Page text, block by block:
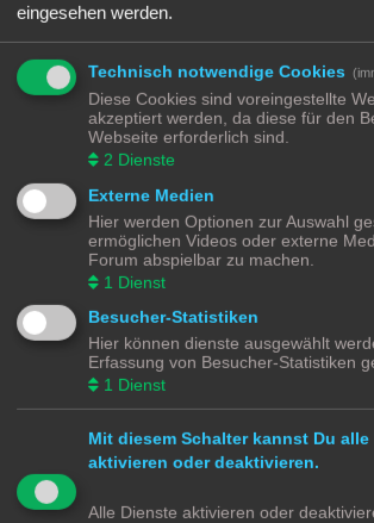
REGISTRIEREN
Du musst in diesem Forum registriert sein, um dich
Registrierung ist in wenigen Augenblicken erledigt und
weitere Funktionen zuzugreifen. Die Board-
Benutzern auch zusätzliche Berechtigungen zuweisen.
Nutzungsbedingungen und die verwandten
registrierst. Bitte beachte auch die jeweiligen
diesem Board bewegst.
Nutzungsbedingungen|Datenschutzerklärung
Registrieren
Modellbahnforum Forum
Deutsche Übersetzung durch
eingesehen werden.
Technisch notwendige Cookies
Diese Cookies sind voreingestellte
akzeptiert werden, da diese für den
Webseite erforderlich sind.
2 Dienste
Externe Medien
Hier werden Optionen zur Auswahl
ermöglichen Videos oder externe
Forum abspielbar zu machen.
1 Dienst
Besucher-Statistiken
Hier können dienste ausgewählt
Erfassung von Besucher-Statistiken
1 Dienst
Mit diesem Schalter kannst Du alle
aktivieren oder deaktivieren.
Alle Dienste aktivieren oder